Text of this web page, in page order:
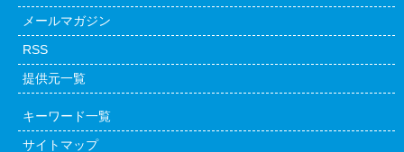
メールマガジン
RSS
提供元一覧
キーワード一覧
サイトマップ